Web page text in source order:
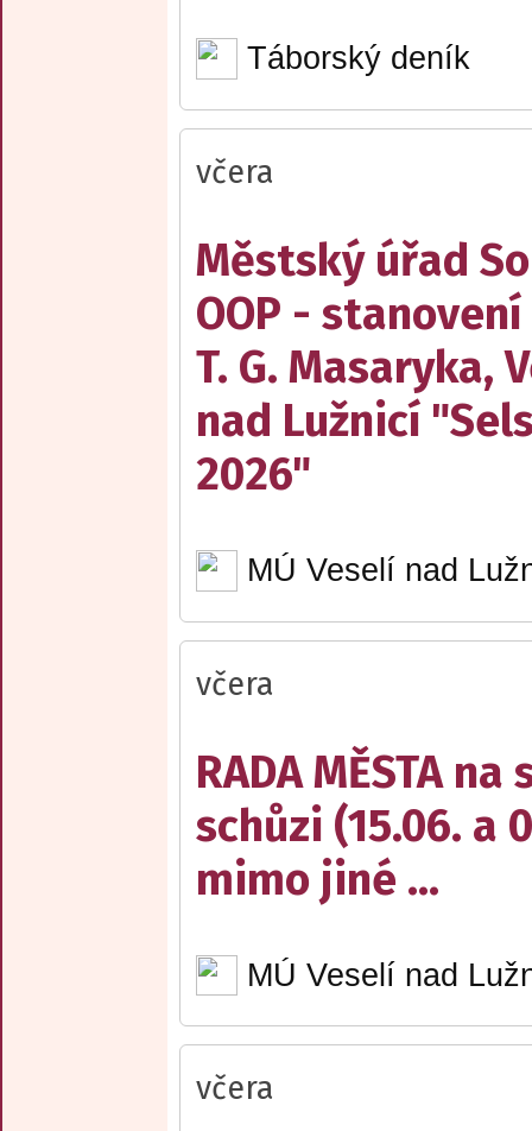
Táborský deník
včera
Městský úřad
OOP -
T. G. Masaryka,
nad Lužnicí
2026"
MÚ Veselí nad
včera
RADA MĚSTA na
schůzi (15.06. a
mimo jiné ...
MÚ Veselí nad
včera